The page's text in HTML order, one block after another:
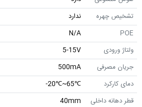
تشخیص چهره
ندارد
POE
N/A
ولتاژ ورودی
5-15V
جریان مصرفی
500mA
دمای کارکرد
℃65~℃20-
قطر دهانه داخلی
40mm